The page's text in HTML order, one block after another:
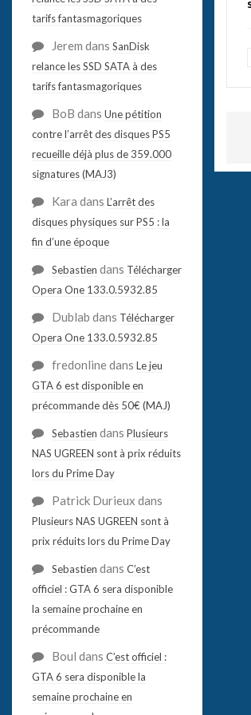
tarifs fantasmagoriques
Jerem dans SanDisk
relance les SSD SATA à des
tarifs fantasmagoriques
BoB dans Une pétition
contre l’arrêt des disques PS5
recueille déjà plus de 359.000
signatures (MAJ3)
Kara dans L’arrêt des
disques physiques sur PS5 : la
fin d’une époque
Sebastien dans Télécharger
Opera One 133.0.5932.85
Dublab dans Télécharger
Opera One 133.0.5932.85
fredonlinedans Le jeu
GTA 6 est disponible en
précommande dès 50€ (MAJ)
Sebastien dans Plusieurs
NAS UGREEN sont à prix réduits
lors du Prime Day
Patrick Durieux dans
Plusieurs NAS UGREEN sont à
prix réduits lors du Prime Day
Sebastien dans C’est
officiel : GTA 6 sera disponible
la semaine prochaine en
précommande
Boul dans C’est officiel :
GTA 6 sera disponible la
semaine prochaine en